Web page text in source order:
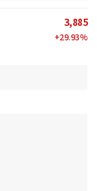
3,885
+29.93%